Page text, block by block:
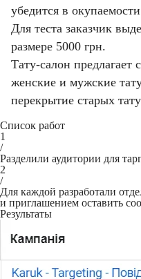
убедится в
Для теста заказчик
размере 5000 грн.
Тату-салон предлагает
женские и мужские
перекрытие старых
Список работ
1
/
Разделили аудитории для
2
/
Для каждой разработали
и приглашением оставить
Результаты